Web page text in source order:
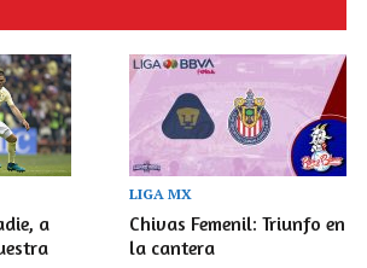
a
LIGA MX
Chivas Femenil: Triunfo en
la cantera